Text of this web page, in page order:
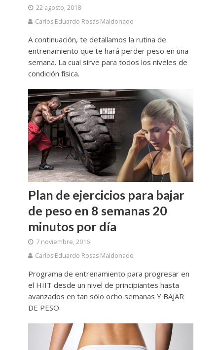
22 agosto, 2018
Carlos Eduardo Rosas Maldonado
A continuación, te detallamos la rutina de
entrenamiento que te hará perder peso en una
semana. La cual sirve para todos los niveles de
condición física.
Plan de ejercicios para bajar
de peso en 8 semanas 20
minutos por día
7 noviembre, 2016
Carlos Eduardo Rosas Maldonado
Programa de entrenamiento para progresar en
el HIIT desde un nivel de principiantes hasta
avanzados en tan sólo ocho semanas Y BAJAR
DE PESO.